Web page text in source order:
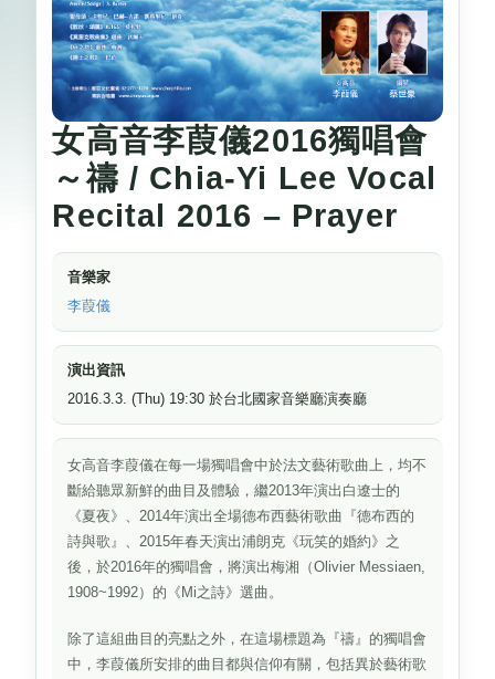
女高音李葭儀2016獨唱會
～禱 / Chia-Yi Lee Vocal
Recital 2016 – Prayer
音樂家
李葭儀
演出資訊
2016.3.3. (Thu) 19:30 於台北國家音樂廳演奏廳
女高音李葭儀在每一場獨唱會中於法文藝術歌曲上，均不
斷給聽眾新鮮的曲目及體驗，繼2013年演出白遼士的
《夏夜》、2014年演出全場德布西藝術歌曲『德布西的
詩與歌』、2015年春天演出浦朗克《玩笑的婚約》之
後，於2016年的獨唱會，將演出梅湘（Olivier Messiaen,
1908~1992）的《Mi之詩》選曲。
除了這組曲目的亮點之外，在這場標題為『禱』的獨唱會
中，李葭儀所安排的曲目都與信仰有關，包括異於藝術歌